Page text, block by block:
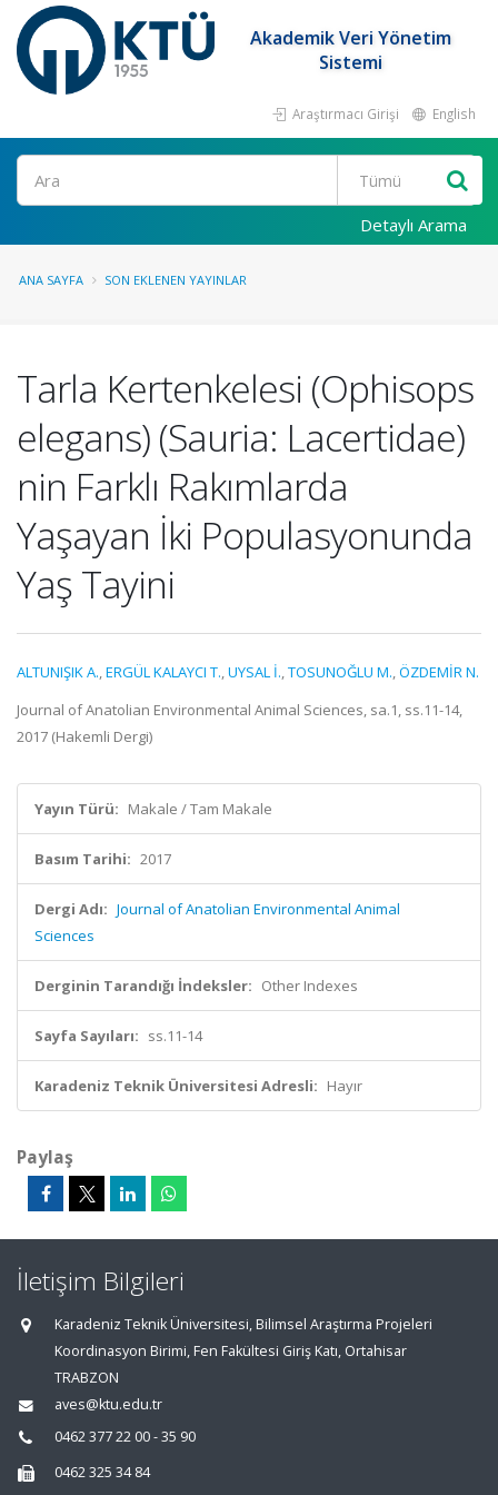
Akademik Veri Yönetim
Sistemi
Araştırmacı Girişi English
Ara
Detaylı Arama
ANA SAYFA SON EKLENEN YAYINLAR
Tarla Kertenkelesi (Ophisops
elegans) (Sauria: Lacertidae)
nin Farklı Rakımlarda
Yaşayan İki Populasyonunda
Yaş Tayini
ALTUNIŞIK A.,ERGÜL KALAYCI T.,UYSAL İ.,TOSUNOĞLU M.,ÖZDEMİR N.
Journal of Anatolian Environmental Animal Sciences, sa.1, ss.11-14,
2017 (Hakemli Dergi)
Yayın Türü: Makale / Tam Makale
Basım Tarihi: 2017
Dergi Adı: Journal of Anatolian Environmental Animal
Sciences
Derginin Tarandığı İndeksler: Other Indexes
Sayfa Sayıları: ss.11-14
Karadeniz Teknik Üniversitesi Adresli: Hayır
Paylaş
İletişim Bilgileri
Karadeniz Teknik Üniversitesi, Bilimsel Araştırma Projeleri
Koordinasyon Birimi, Fen Fakültesi Giriş Katı, Ortahisar
TRABZON
aves@ktu.edu.tr
0462 377 22 00 - 35 90
0462 325 34 84